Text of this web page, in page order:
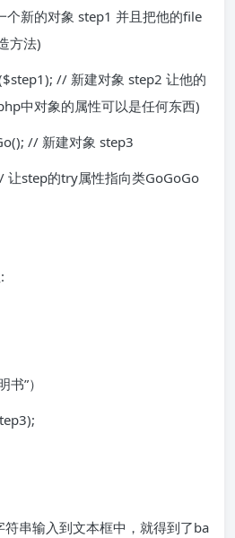
新的对象 step1 并且把他的file
方法)
// 新建对象 step2 让他的
中对象的属性可以是任何东西)
// 新建对象 step3
step的try属性指向类GoGoGo
”）
串输入到文本框中，就得到了ba